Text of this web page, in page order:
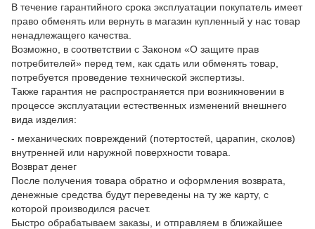
В течение гарантийного срока эксплуатации покупатель имеет
право обменять или вернуть в магазин купленный у нас товар
ненадлежащего качества.
Возможно, в соответствии с Законом «О защите прав
потребителей» перед тем, как сдать или обменять товар,
потребуется проведение технической экспертизы.
Также гарантия не распространяется при возникновении в
процессе эксплуатации естественных изменений внешнего
вида изделия:
- механических повреждений (потертостей, царапин, сколов)
внутренней или наружной поверхности товара.
Возврат денег
После получения товара обратно и оформления возврата,
денежные средства будут переведены на ту же карту, с
которой производился расчет.
Быстро обрабатываем заказы, и отправляем в ближайшее